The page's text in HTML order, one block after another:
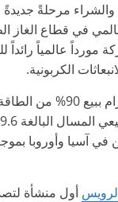
والشراء مرحلةً
في قطاع الغاز
مورداً عالمياً رائداً
الكربونية.
وتم حتى الآن الالتزام
في آسيا وأوروبا
أول منشأة